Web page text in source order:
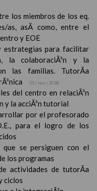
los miembros de los eq.
as, asÃ­ como, entre el
y EOE
estrategias para facilitar
la colaboraciÃ³n y la
las familias. TutorÃ­a
05 / nov / 2018
del centro en relaciÃ³n
y la acciÃ³n tutorial
por el profesorado
para el logro de los
que se persiguen con el
los programas
actividades de tutorÃ­a
ciclos